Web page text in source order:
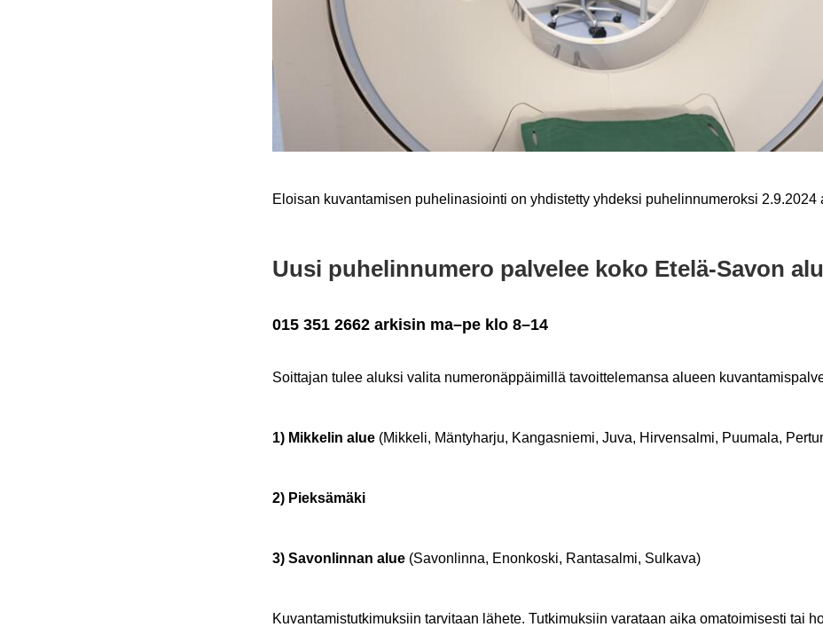
Eloi­san ku­van­ta­mi­sen pu­he­li­n­asioin­ti on yh­dis­tet­ty yh­dek­si pu­he­lin­nu­me­rok­si 2.9.2024
Uusi pu­he­lin­nu­me­ro pal­ve­lee koko Etelä-​Savon
015 351 2662 ar­ki­sin ma–pe klo 8–14
Soit­ta­jan tulee aluk­si va­li­ta nu­me­ro­näp­päi­mil­lä ta­voit­te­le­man­sa alu­een
1) Mik­ke­lin alue (Mik­ke­li, Män­ty­har­ju, Kan­gas­nie­mi, Juva, Hir­ven­sal­mi, Puu­ma­la,
2) Piek­sä­mä­ki
3) Sa­von­lin­nan alue (Sa­von­lin­na, Enon­kos­ki, Ran­ta­sal­mi, Sul­ka­va)
Ku­van­ta­mis­tut­ki­muk­siin tar­vi­taan lä­he­te. Tut­ki­muk­siin va­ra­taan aika oma­toi­mi­ses­ti tai